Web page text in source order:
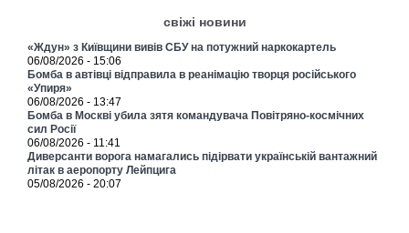
свіжі новини
«Ждун» з Київщини вивів СБУ на потужний наркокартель
06/08/2026 - 15:06
Бомба в автівці відправила в реанімацію творця російського
«Упиря»
06/08/2026 - 13:47
Бомба в Москві убила зятя командувача Повітряно-космічних
сил Росії
06/08/2026 - 11:41
Диверсанти ворога намагались підірвати українській вантажний
літак в аеропорту Лейпцига
05/08/2026 - 20:07